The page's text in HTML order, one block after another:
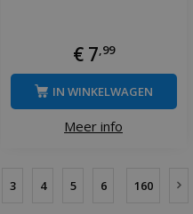
€ 7 99
Meer info
IN WINKELWAGEN
3 4 5 6 160